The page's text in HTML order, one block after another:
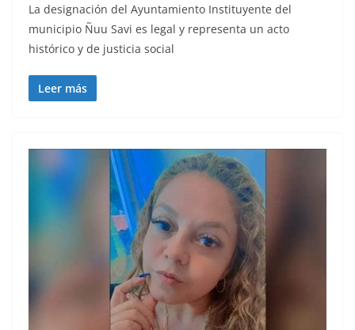
La designación del Ayuntamiento Instituyente del
municipio Ñuu Savi es legal y representa un acto
histórico y de justicia social
Leer más